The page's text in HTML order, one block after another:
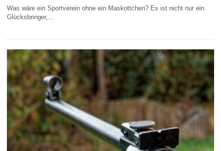
Was wäre ein Sportverein ohne ein Maskottchen? Es ist nicht nur ein
Glücksbringer,...